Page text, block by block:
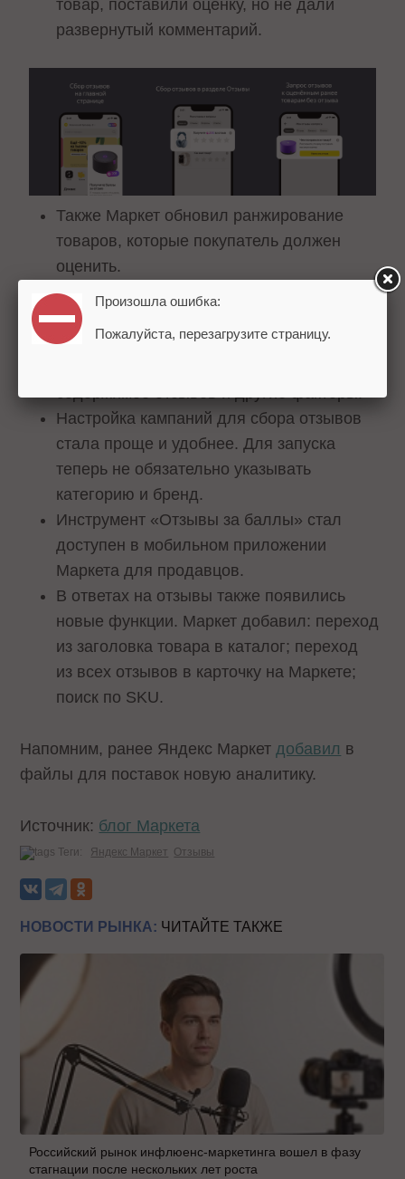
товар, поставили оценку, но не дали
развернутый комментарий.
Также Маркет обновил ранжирование
товаров, которые покупатель должен
оценить.
Изменения коснулись и сортировки
отзывов – теперь они показываются по
дате, а не по количеству лайков. Помимо
содержимое отзывов и другие факторы.
Настройка кампаний для сбора отзывов
стала проще и удобнее. Для запуска
теперь не обязательно указывать
категорию и бренд.
Инструмент «Отзывы за баллы» стал
доступен в мобильном приложении
Маркета для продавцов.
В ответах на отзывы также появились
новые функции. Маркет добавил: переход
из заголовка товара в каталог; переход
из всех отзывов в карточку на Маркете;
поиск по SKU.
Напомним, ранее Яндекс Маркет добавил в
файлы для поставок новую аналитику.
Источник: блог Маркета
Теги: Яндекс Маркет Отзывы
НОВОСТИ РЫНКА: ЧИТАЙТЕ ТАКЖЕ
Российский рынок инфлюенс-маркетинга вошел в фазу
стагнации после нескольких лет роста
Произошла ошибка:
Пожалуйста, перезагрузите страницу.